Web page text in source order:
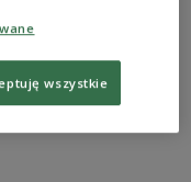
бюро
теж дві
wszystkie